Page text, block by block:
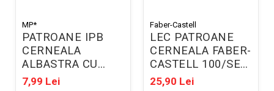
MP*
PATROANE IPB
CERNEALA
ALBASTRA CU
STERGERE 6/SET
7,99 Lei
Faber-Castell
LEC PATROANE
CERNEALA FABER-
CASTELL 100/SET
ALBASTRE
25,90 Lei